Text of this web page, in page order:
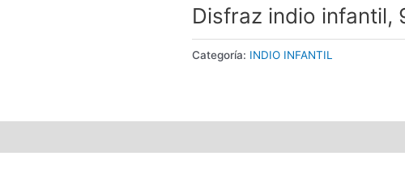
Disfraz indio infantil,
Categoría: INDIO INFANTIL